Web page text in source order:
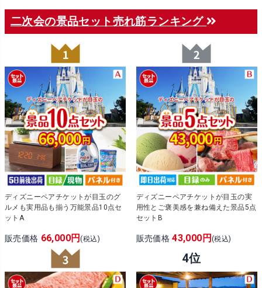
二次会の景品セット売れ筋ランキング
ディズニーペアチケットが目玉のグ
ルメも実用品も揃う万能景品10点セ
ットA
販売価格 66,000円(税込)
ディズニーペアチケットが目玉の実
用性とご褒美感を兼ね備えた景品5点
セットB
販売価格 43,000円(税込)